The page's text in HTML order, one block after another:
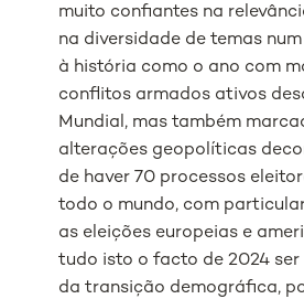
muito confiantes na
na diversidade de temas
à história como o ano com
conflitos armados ativos
Mundial, mas também
alterações geopolíticas
de haver 70 processos
todo o mundo, com
as eleições europeias e
tudo isto o facto de 2024
da transição demográfica,